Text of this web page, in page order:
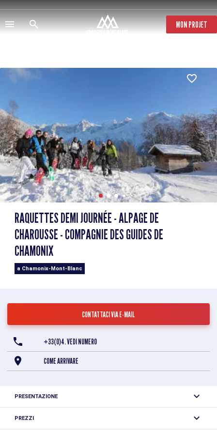
Salta
al
contenuto
principale
MON PROJET
RAQUETTES DEMI JOURNÉE - ALPAGE DE
CHAROUSSE - COMPAGNIE DES GUIDES DE
CHAMONIX
a Chamonix-Mont-Blanc
CONTATTACI VIA E-MAIL
+33(0)4. VEDI NUMERO
COME ARRIVARE
PRESENTAZIONE
Rivivete la vita di un tempo esplorando questo ex alpeggio
PREZZI